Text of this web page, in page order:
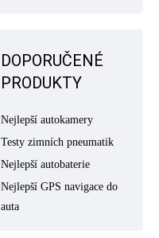
DOPORUČENÉ
PRODUKTY
Nejlepší autokamery
Testy zimních pneumatik
Nejlepší autobaterie
Nejlepší GPS navigace do
auta